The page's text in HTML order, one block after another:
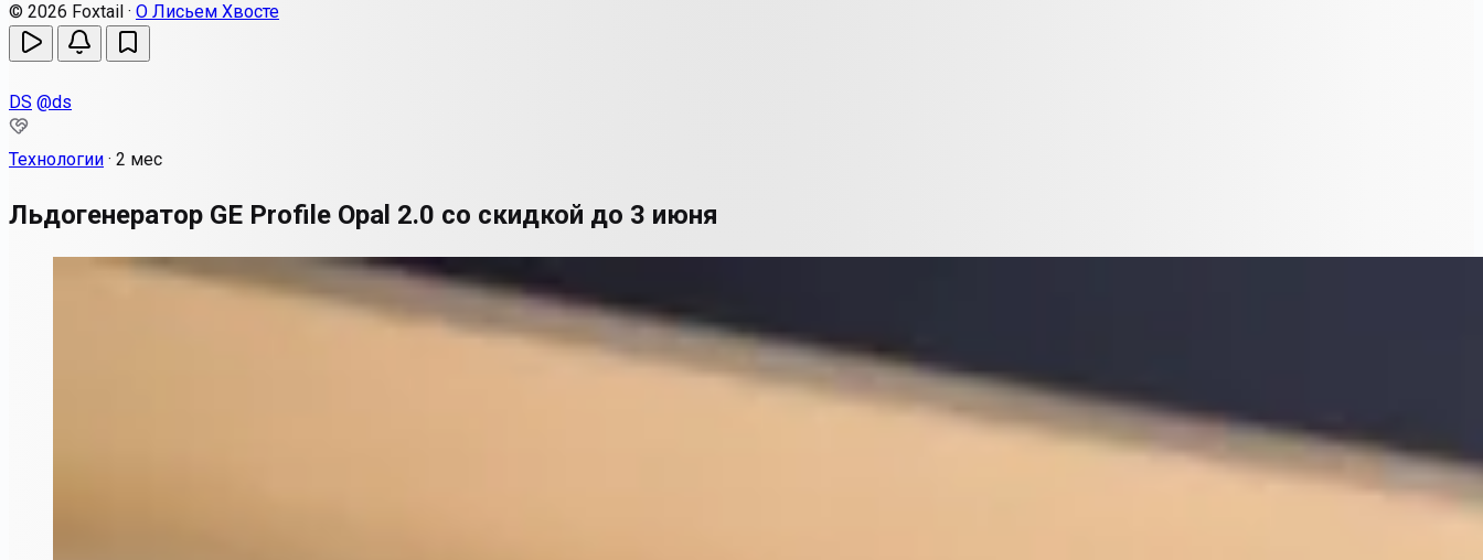
© 2026 Foxtail · О Лисьем Хвосте
DS @ds
Технологии · 2 мес
Льдогенератор GE Profile Opal 2.0 со скидкой до 3 июня